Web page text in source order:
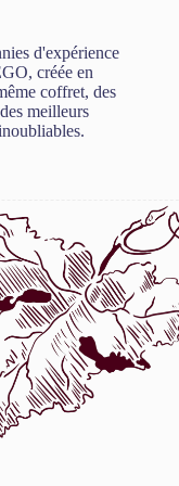
d'expérience
créée en
coffret, des
meilleurs